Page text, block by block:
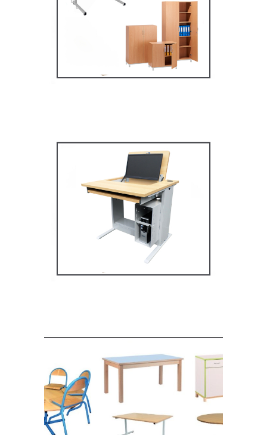
MOBILIER SCOLAIRE
Mobilier multimédia
MOBILIER SCOLAIRE
Mobilier de restauration,
espace cantine
MOBILIER SCOLAIRE